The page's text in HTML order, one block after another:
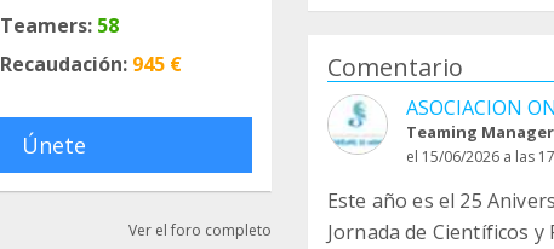
Teamers: 58
Recaudación: 945 €
Únete
Ver el foro completo
Comentario
ASOCIACION
Teaming Manager
el 15/06/2026 a las
Este año es el 25
Jornada de Científicos